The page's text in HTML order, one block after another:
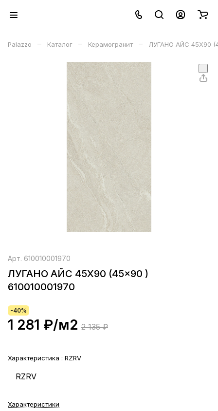
Palazzo – Каталог – Керамогранит – ЛУГАНО АЙС 45X90
Арт. 610010001970
ЛУГАНО АЙС 45X90 (45x90 )
610010001970
-40%
1 281 ₽/м2 2 135 ₽
Характеристика : RZRV
RZRV
Характеристики